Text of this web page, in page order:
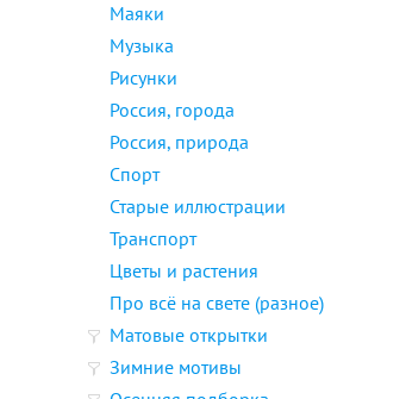
Маяки
Музыка
Рисунки
Россия, города
Россия, природа
Спорт
Старые иллюстрации
Транспорт
Цветы и растения
Про всё на свете (разное)
Матовые открытки
Зимние мотивы